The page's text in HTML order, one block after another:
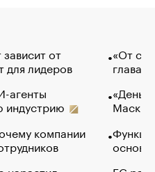
от
для лидеров
агенты
индустрию
компании
«От
глава
Маск в
основ